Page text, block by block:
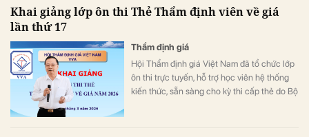
Khai giảng lớp ôn thi Thẻ Thẩm định viên về giá
lần thứ 17
Thẩm định giá
Hội Thẩm định giá Việt Nam đã tổ chức lớp
ôn thi trực tuyến, hỗ trợ học viên hệ thống
kiến thức, sẵn sàng cho kỳ thi cấp thẻ do Bộ